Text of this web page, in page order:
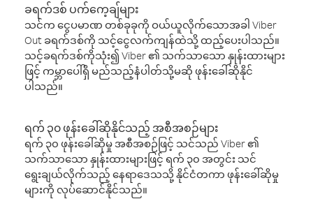
ခရက်ဒစ် ပက်ကေ့ချ်များ
သင်က ငွေပမာဏ တစ်ခုခုကို ဝယ်ယူလိုက်သောအခါ Viber
Out ခရက်ဒစ်ကို သင့်ငွေလက်ကျန်ထဲသို့ ထည့်ပေးပါသည်။
သင့်ခရက်ဒစ်ကိုသုံး၍ Viber ၏ သက်သာသော နှုန်းထားများ
ဖြင့် ကမ္ဘာပေါ်ရှိ မည်သည့်နံပါတ်သို့မဆို ဖုန်းခေါ်ဆိုနိုင်
ပါသည်။
ရက် ၃၀ ဖုန်းခေါ်ဆိုနိုင်သည့် အစီအစဉ်များ
ရက် ၃၀ ဖုန်းခေါ်ဆိုမှု အစီအစဉ်ဖြင့် သင်သည် Viber ၏
သက်သာသော နှုန်းထားများဖြင့် ရက် ၃၀ အတွင်း သင်
ရွေးချယ်လိုက်သည့် နေရာဒေသသို့ နိုင်ငံတကာ ဖုန်းခေါ်ဆိုမှု
များကို လုပ်ဆောင်နိုင်သည်။